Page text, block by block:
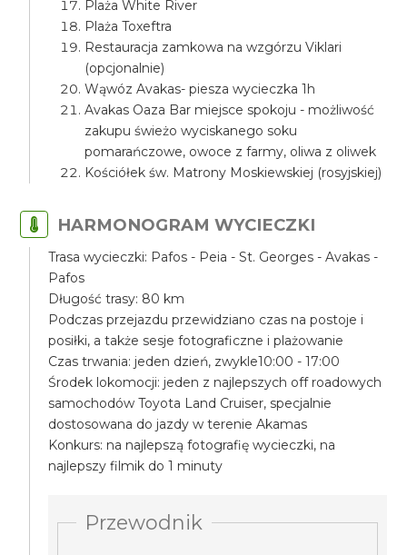
Plaża White River
Plaża Toxeftra
Restauracja zamkowa na wzgórzu Viklari
(opcjonalnie)
Wąwóz Avakas- piesza wycieczka 1h
Avakas Oaza Bar miejsce spokoju - możliwość
zakupu świeżo wyciskanego soku
pomarańczowe, owoce z farmy, oliwa z oliwek
Kościółek św. Matrony Moskiewskiej (rosyjskiej)
HARMONOGRAM WYCIECZKI
Trasa wycieczki: Pafos - Peia - St. Georges - Avakas -
Pafos
Długość trasy: 80 km
Podczas przejazdu przewidziano czas na postoje i
posiłki, a także sesje fotograficzne i plażowanie
Czas trwania: jeden dzień, zwykle10:00 - 17:00
Środek lokomocji: jeden z najlepszych off roadowych
samochodów Toyota Land Cruiser, specjalnie
dostosowana do jazdy w terenie Akamas
Konkurs: na najlepszą fotografię wycieczki, na
najlepszy filmik do 1 minuty
Przewodnik